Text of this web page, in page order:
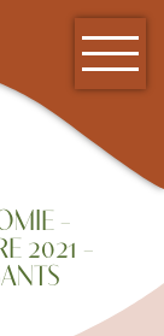
–
2021 –